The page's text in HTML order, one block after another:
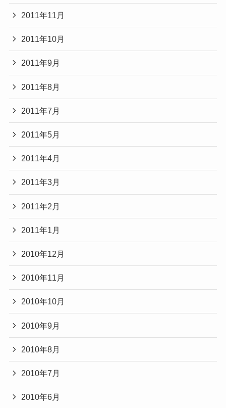
2011年11月
2011年10月
2011年9月
2011年8月
2011年7月
2011年5月
2011年4月
2011年3月
2011年2月
2011年1月
2010年12月
2010年11月
2010年10月
2010年9月
2010年8月
2010年7月
2010年6月